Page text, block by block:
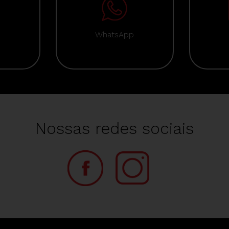
WhatsApp
Nossas redes sociais